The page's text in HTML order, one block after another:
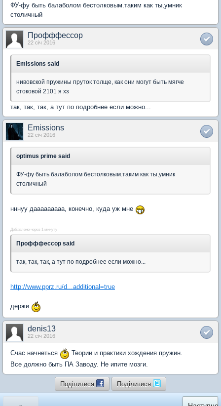
ФУ-фу быть балаболом бестолковым.таким как ты,умник
столичный
Профффессор
22 січ 2016
Emissions said
нивовской пружины пруток толще, как они могут быть мягче
стоковой 2101 я хз
так, так, так, а тут по подробнее если можно...
Emissions
22 січ 2016
optimus prime said
ФУ-фу быть балаболом бестолковым.таким как ты,умник
столичный
нннуу дааааааааа, конечно, куда уж мне
Добавлено через 1 минуту
Профффессор said
так, так, так, а тут по подробнее если можно...
http://www.pprz.ru/d...additional=true
держи
denis13
22 січ 2016
Счас начнеться
Теории и практики хождения пружин.
Все должно быть ПА Заводу. Не ипите мозги.
Поділитися Поділитися